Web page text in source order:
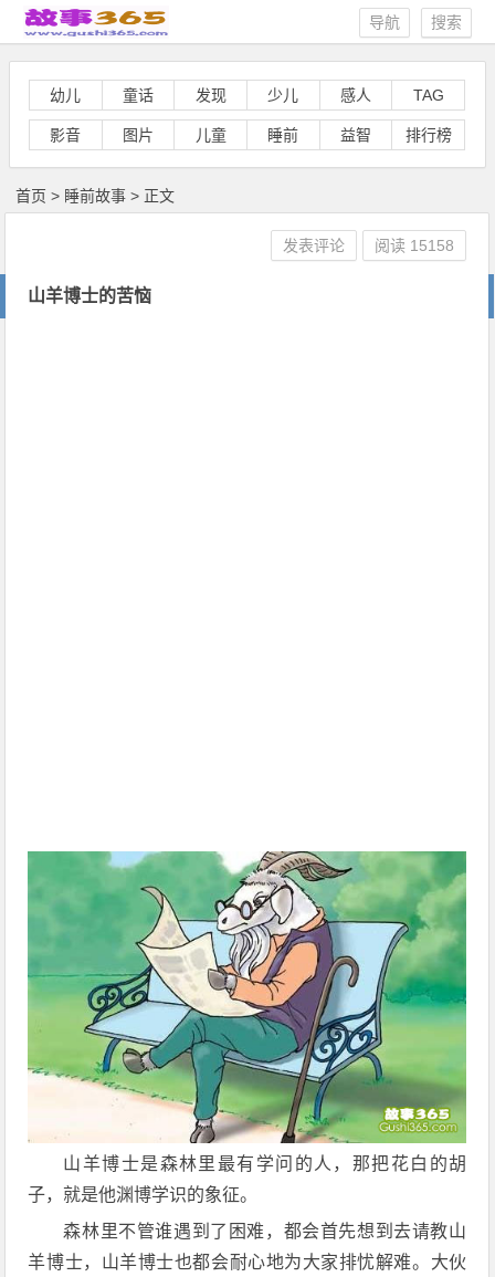
搜索
导航
幼儿 童话 发现 少儿 感人 TAG
影音 图片 儿童 睡前 益智 排行榜
首页 > 睡前故事 > 正文
山羊博士的苦恼
山羊博士是森林里最有学问的人，那把花白的胡
子，就是他渊博学识的象征。
森林里不管谁遇到了困难，都会首先想到去请教山
羊博士，山羊博士也都会耐心地为大家排忧解难。大伙
发表评论 阅读 15158